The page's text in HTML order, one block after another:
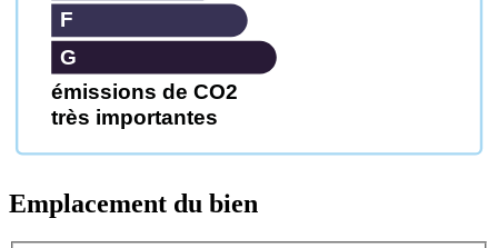
émissions de CO2
très importantes
G
F
Emplacement du bien